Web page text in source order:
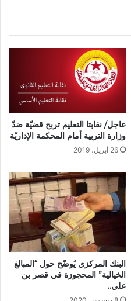
عاجل/ نقابتا التعليم تربح قضيّة ضدّ
وزارة التربية أمام المحكمة الإداريّة
26 أبريل، 2019
البنك المركزي يُوضّح حول “المبالغ
الخيالية” المحجوزة في قصر بن
علي..